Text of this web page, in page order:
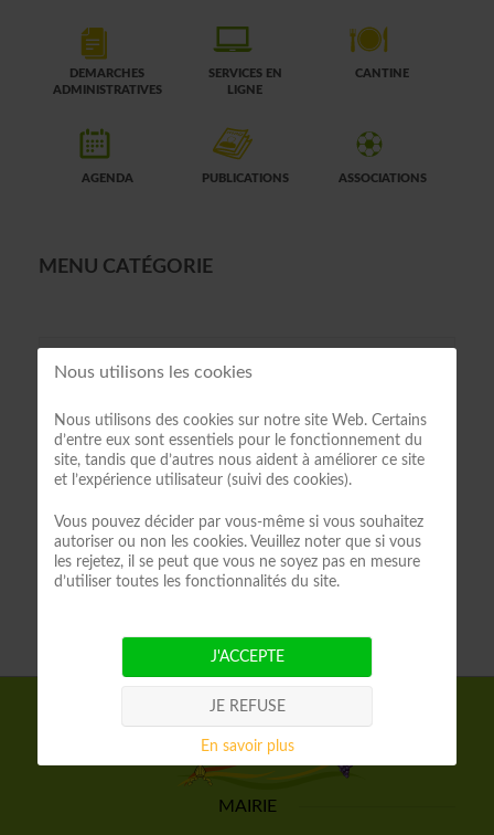
DEMARCHES
ADMINISTRATIVES
SERVICES EN
LIGNE
CANTINE
AGENDA PUBLICATIONS ASSOCIATIONS
MENU CATÉGORIE
MAIRIE
Nous utilisons les cookies
Nous utilisons des cookies sur notre site Web. Certains
d’entre eux sont essentiels pour le fonctionnement du
site, tandis que d’autres nous aident à améliorer ce site
et l’expérience utilisateur (suivi des cookies).
Vous pouvez décider par vous-même si vous souhaitez
autoriser ou non les cookies. Veuillez noter que si vous
les rejetez, il se peut que vous ne soyez pas en mesure
d’utiliser toutes les fonctionnalités du site.
J'ACCEPTE
JE REFUSE
En savoir plus